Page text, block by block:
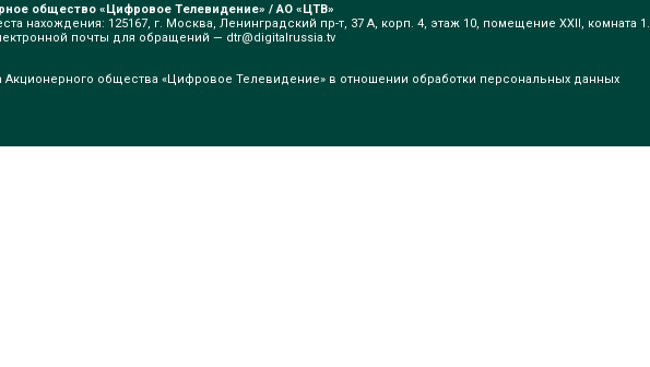
общество «Цифровое Телевидение» / АО «ЦТВ»
нахождения: 125167, г. Москва, Ленинградский пр-т, 37 А, корп. 4, этаж 10, помещение XXII, комната 1.
почты для обращений — dtr@digitalrussia.tv
Акционерного общества «Цифровое Телевидение» в отношении обработки персональных данных